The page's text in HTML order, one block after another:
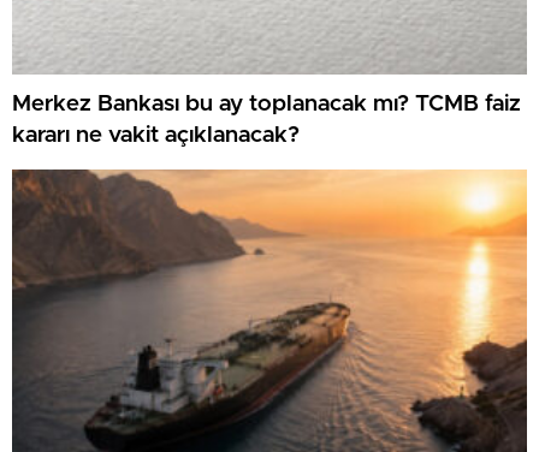
Merkez Bankası bu ay toplanacak mı? TCMB faiz
kararı ne vakit açıklanacak?